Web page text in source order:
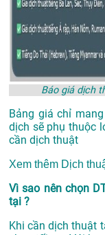
Báo giá dịch
Bảng giá chỉ
dịch sẽ phụ thuộc
cần dịch thuật
Xem thêm Dịch
Vì sao nên chọn
tại ?
Khi cần dịch thuật